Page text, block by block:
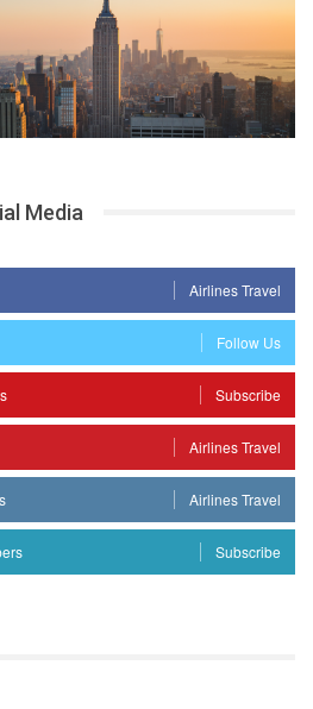
Media
Airlines Travel
Follow Us
Subscribe
Airlines Travel
Airlines Travel
Subscribe